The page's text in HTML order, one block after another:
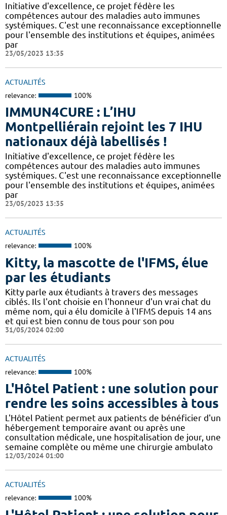
Initiative d'excellence, ce projet fédère les
compétences autour des maladies auto immunes
systémiques. C'est une reconnaissance exceptionnelle
pour l'ensemble des institutions et équipes, animées
par
23/05/2023 13:35
ACTUALITÉS
relevance: 100%
IMMUN4CURE : L’IHU
Montpelliérain rejoint les 7 IHU
nationaux déjà labellisés !
Initiative d'excellence, ce projet fédère les
compétences autour des maladies auto immunes
systémiques. C'est une reconnaissance exceptionnelle
pour l'ensemble des institutions et équipes, animées
par
23/05/2023 13:35
ACTUALITÉS
relevance: 100%
Kitty, la mascotte de l'IFMS, élue
par les étudiants
Kitty parle aux étudiants à travers des messages
ciblés. Ils l'ont choisie en l'honneur d'un vrai chat du
même nom, qui a élu domicile à l'IFMS depuis 14 ans
et qui est bien connu de tous pour son pou
31/05/2024 02:00
ACTUALITÉS
relevance: 100%
L'Hôtel Patient : une solution pour
rendre les soins accessibles à tous
L'Hôtel Patient permet aux patients de bénéficier d'un
hébergement temporaire avant ou après une
consultation médicale, une hospitalisation de jour, une
semaine complète ou même une chirurgie ambulato
12/03/2024 01:00
ACTUALITÉS
relevance: 100%